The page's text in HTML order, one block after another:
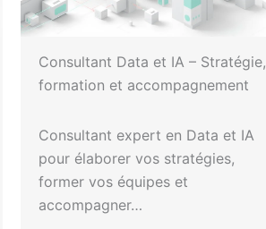
Consultant Data et IA – Stratégie,
formation et accompagnement
Consultant expert en Data et IA
pour élaborer vos stratégies,
former vos équipes et
accompagner…